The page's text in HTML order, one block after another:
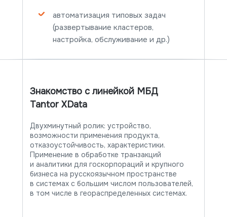
Заказать на тест
Заказать на тест
автоматизация типовых задач
(развертывание кластеров,
настройка, обслуживание и др.)
Двухминутный ролик: устройство,
возможности применения продукта,
отказоустойчивость, характеристики.
Применение в обработке транзакций
и аналитики для госкорпораций и крупного
бизнеса на русскоязычном пространстве
в системах с большим числом пользователей,
в том числе в геораспределенных системах.
Знакомство с линейкой МБД
Tantor XData